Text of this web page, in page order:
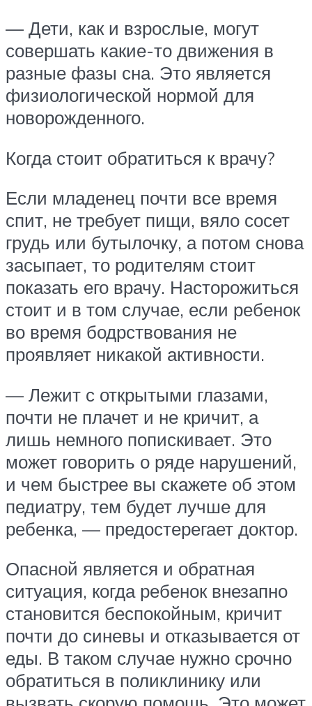
— Дети, как и взрослые, могут
совершать какие-то движения в
разные фазы сна. Это является
физиологической нормой для
новорожденного.
Когда стоит обратиться к врачу?
Если младенец почти все время
спит, не требует пищи, вяло сосет
грудь или бутылочку, а потом снова
засыпает, то родителям стоит
показать его врачу. Насторожиться
стоит и в том случае, если ребенок
во время бодрствования не
проявляет никакой активности.
— Лежит с открытыми глазами,
почти не плачет и не кричит, а
лишь немного попискивает. Это
может говорить о ряде нарушений,
и чем быстрее вы скажете об этом
педиатру, тем будет лучше для
ребенка, — предостерегает доктор.
Опасной является и обратная
ситуация, когда ребенок внезапно
становится беспокойным, кричит
почти до синевы и отказывается от
еды. В таком случае нужно срочно
обратиться в поликлинику или